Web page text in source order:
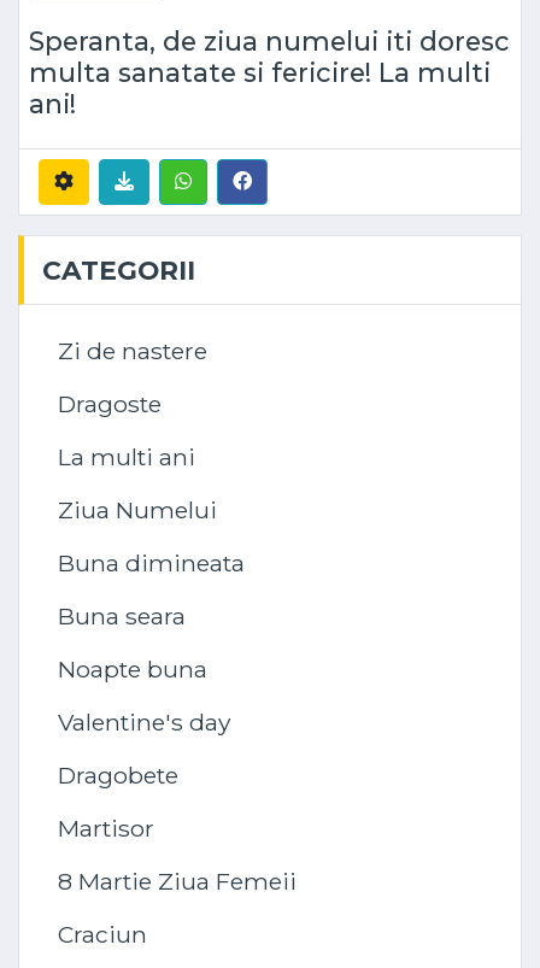
Speranta, de ziua numelui iti doresc
multa sanatate si fericire! La multi
ani!
CATEGORII
Zi de nastere
Dragoste
La multi ani
Ziua Numelui
Buna dimineata
Buna seara
Noapte buna
Valentine's day
Dragobete
Martisor
8 Martie Ziua Femeii
Craciun